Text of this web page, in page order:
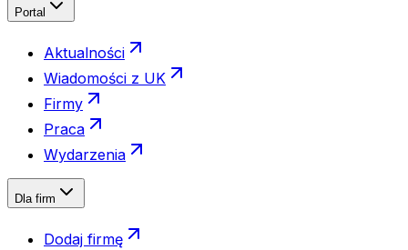
Portal
Aktualności
Wiadomości z UK
Firmy
Praca
Wydarzenia
Dla firm
Dodaj firmę